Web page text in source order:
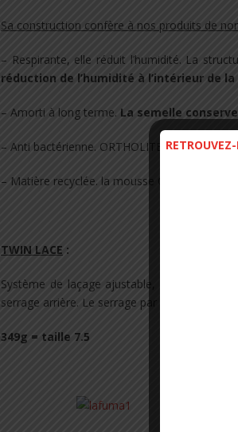
Sa construction confère à nos produits de
– Respirante, elle réduit l’humidité. La
réduction de l’humidité à l’intérieur de
– Amorti à long terme. La semelle
– Anti bactérienne. ORTHOLITE contient un
– Matière recyclée. la mousse ORTHOLITE
TWIN LACE :
Système de laçage ajustable,
serrage arrière. Le serrage par sangle
349g = taille 7.5